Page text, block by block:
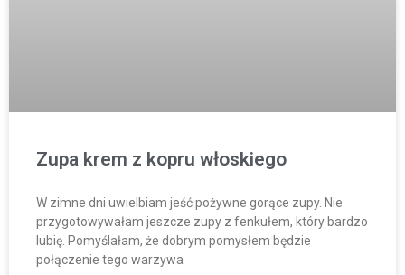
Zupa krem z kopru włoskiego
W zimne dni uwielbiam jeść pożywne gorące zupy. Nie
przygotowywałam jeszcze zupy z fenkułem, który bardzo
lubię. Pomyślałam, że dobrym pomysłem będzie
połączenie tego warzywa